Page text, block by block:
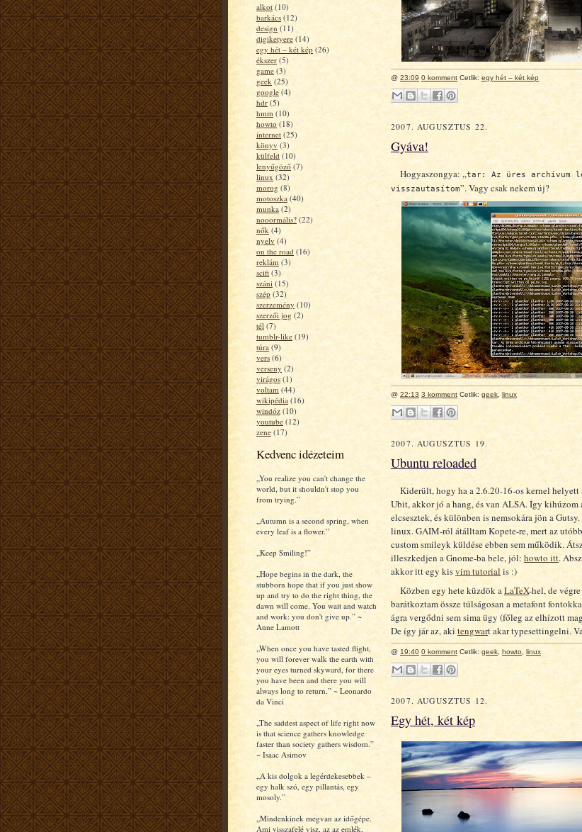
alkot (10)
barkács (12)
design (11)
digiketyere (14)
egy hét – két kép (26)
ékszer (5)
game (3)
geek (25)
google (4)
hdr (5)
hmm (10)
howto (18)
internet (25)
könyv (3)
külfeld (10)
lenyűgöző (7)
linux (32)
morog (8)
motoszka (40)
munka (2)
nooormális? (22)
nők (4)
nyelv (4)
on the road (16)
reklám (3)
scifi (3)
száni (15)
szép (32)
szerzemény (10)
szerzői jog (2)
tél (7)
tumblr-like (19)
túra (9)
vers (6)
verseny (2)
virágos (1)
voltam (44)
wikipédia (16)
windóz (10)
youtube (12)
zene (17)
Kedvenc idézeteim
„You realize you can't change the
world, but it shouldn't stop you
from trying.”
„Autumn is a second spring, when
every leaf is a flower.”
„Keep Smiling!”
„Hope begins in the dark, the
stubborn hope that if you just show
up and try to do the right thing, the
dawn will come. You wait and watch
and work: you don't give up.” ~
Anne Lamott
„When once you have tasted flight,
you will forever walk the earth with
your eyes turned skyward, for there
you have been and there you will
always long to return.” ~ Leonardo
da Vinci
„The saddest aspect of life right now
is that science gathers knowledge
faster than society gathers wisdom.”
~ Isaac Asimov
„A kis dolgok a legérdekesebbek –
egy halk szó, egy pillantás, egy
mosoly.”
„Mindenkinek megvan az időgépe.
Ami visszafelé visz, az az emlék,
@ 23:09 0 komment Cetlik: egy hét – két kép
2007. AUGUSZTUS 22.
Gyáva!
Hogyaszongya: „tar: Az üres archívum
visszautasítom”. Vagy csak nekem új?
@ 22:13 3 komment Cetlik: geek linux
2007. AUGUSZTUS 19.
Ubuntu reloaded
Kiderült, hogy ha a 2.6.20-16-os kernel
Ubit, akkor jó a hang, és van ALSA. Így kihúzom
elcsesztek, és különben is nemsokára jön a
linux. GAIM-ról átálltam Kopete-re, mert az
custom smileyk küldése ebben sem működik.
illeszkedjen a Gnome-ba bele, jól: howto itt.
akkor itt egy kisvim tutorial is :)
Közben egy hete küzdök a LaTeX-hel, de
barátkoztam össze túlságosan a metafont
ágra vergődni sem sima ügy (főleg az elhízott
De így jár az, aki tengwart akar typesettingelni.
@ 19:40 0 komment Cetlik: geek, howto, linux
2007. AUGUSZTUS 12.
Egy hét, két kép